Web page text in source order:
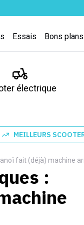
Essais Bons plans
électrique
MEILLEURS
fait (déjà) machine
: